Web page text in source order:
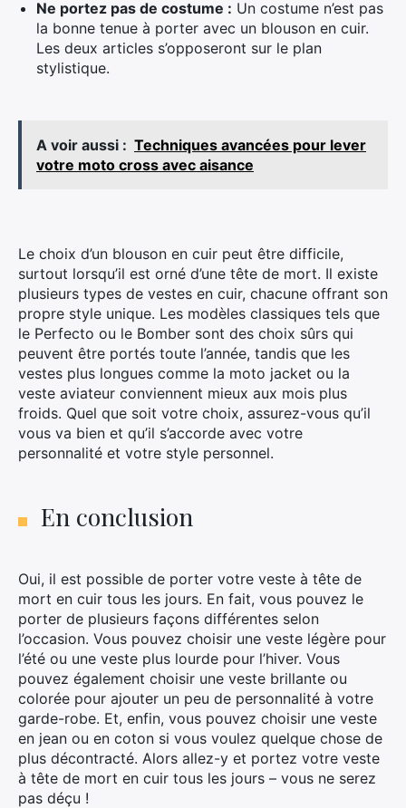
Ne portez pas de costume : Un costume n’est pas
la bonne tenue à porter avec un blouson en cuir.
Les deux articles s’opposeront sur le plan
stylistique.
A voir aussi : Techniques avancées pour lever
votre moto cross avec aisance
Le choix d’un blouson en cuir peut être difficile,
surtout lorsqu’il est orné d’une tête de mort. Il existe
plusieurs types de vestes en cuir, chacune offrant son
propre style unique. Les modèles classiques tels que
le Perfecto ou le Bomber sont des choix sûrs qui
peuvent être portés toute l’année, tandis que les
vestes plus longues comme la moto jacket ou la
veste aviateur conviennent mieux aux mois plus
froids. Quel que soit votre choix, assurez-vous qu’il
vous va bien et qu’il s’accorde avec votre
personnalité et votre style personnel.
En conclusion
Oui, il est possible de porter votre veste à tête de
mort en cuir tous les jours. En fait, vous pouvez le
porter de plusieurs façons différentes selon
l’occasion. Vous pouvez choisir une veste légère pour
l’été ou une veste plus lourde pour l’hiver. Vous
pouvez également choisir une veste brillante ou
colorée pour ajouter un peu de personnalité à votre
garde-robe. Et, enfin, vous pouvez choisir une veste
en jean ou en coton si vous voulez quelque chose de
plus décontracté. Alors allez-y et portez votre veste
à tête de mort en cuir tous les jours – vous ne serez
pas déçu !